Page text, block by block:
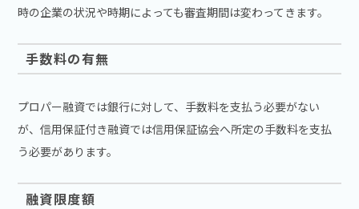
時の企業の状況や時期によっても審査期間は変わってきます。
手数料の有無
プロパー融資では銀行に対して、手数料を支払う必要がない
が、信用保証付き融資では信用保証協会へ所定の手数料を支払
う必要があります。
融資限度額